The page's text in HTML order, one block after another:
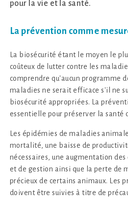
pour la vie et la santé.
La prévention comme
La biosécurité étant le moyen le
coûteux de lutter contre les
comprendre qu'aucun programme
maladies ne serait efficace s'il ne
biosécurité appropriées. La
essentielle pour préserver la santé
Les épidémies de maladies
mortalité, une baisse de
nécessaires, une augmentation
et de gestion ainsi que la perte de
précieux de certains animaux. Les
doivent être suivies à titre de